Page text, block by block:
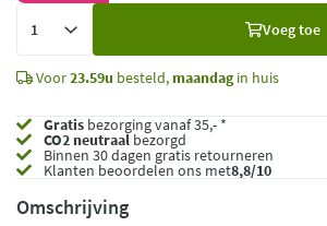
Voeg toe
Voor23.59u besteld, maandagin huis
Gratis bezorging vanaf 35,- *
CO2 neutraalbezorgd
Binnen 30 dagen gratis retourneren
Klanten beoordelen ons met8,8/10
Omschrijving